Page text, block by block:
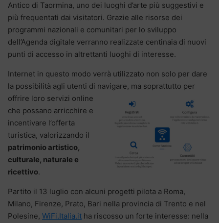
Antico di Taormina, uno dei luoghi d’arte più suggestivi e
più frequentati dai visitatori. Grazie alle risorse dei
programmi nazionali e comunitari per lo sviluppo
dell’Agenda digitale verranno realizzate centinaia di nuovi
punti di accesso in altrettanti luoghi di interesse.
Internet in questo modo verrà utilizzato non solo per dare
la possibilità agli utenti di navigare, ma soprattutto per
offrire loro servizi online
che possano arricchire e
incentivare l’offerta
turistica, valorizzando il
patrimonio artistico,
culturale, naturale e
ricettivo.
Partito il 13 luglio con alcuni progetti pilota a Roma,
Milano, Firenze, Prato, Bari nella provincia di Trento e nel
Polesine, WiFi.Italia.it ha riscosso un forte interesse: nella